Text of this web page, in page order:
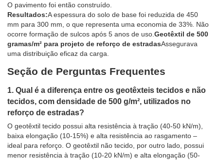
O pavimento foi então construído.
Resultados:A espessura do solo de base foi reduzida de 450
mm para 300 mm, o que representa uma economia de 33%. Não
ocorre formação de sulcos após 5 anos de uso. Geotêxtil de 500
gramas/m² para projeto de reforço de estradasAssegurava
uma distribuição eficaz da carga.
Seção de Perguntas Frequentes
1. Qual é a diferença entre os geotêxteis tecidos e não
tecidos, com densidade de 500 g/m², utilizados no
reforço de estradas?
O geotêxtil tecido possui alta resistência à tração (40-50 kN/m),
baixa elongação (10-15%) e alta resistência ao rasgamento –
ideal para reforço. O geotêxtil não tecido, por outro lado, possui
menor resistência à tração (10-20 kN/m) e alta elongação (50-